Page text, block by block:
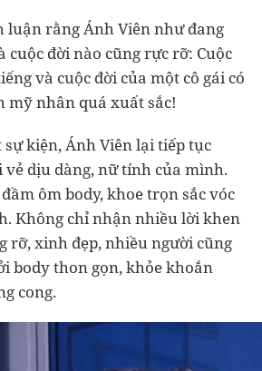
luận rằng Ánh Viên như đang
cuộc đời nào cũng rực rỡ: Cuộc
và cuộc đời của một cô gái có
mỹ nhân quá xuất sắc!
kiện, Ánh Viên lại tiếp tục
vẻ dịu dàng, nữ tính của mình.
ôm body, khoe trọn sắc vóc
Không chỉ nhận nhiều lời khen
rỡ, xinh đẹp, nhiều người cũng
body thon gọn, khỏe khoắn
cong.